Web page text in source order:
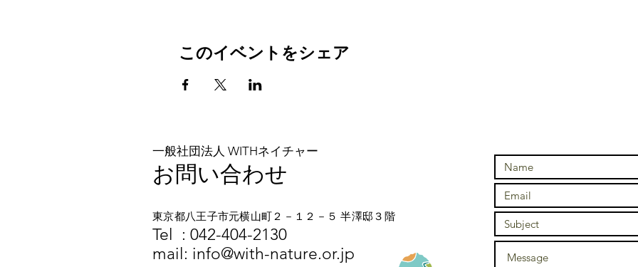
このイベントをシェア
一般社団法人 WITHネイチャー
お問い合わせ
東京都八王子市元横山町２－１２－５ 半澤邸３階
​​Tel : 042-404-2130
mail: info@with-nature.or.jp